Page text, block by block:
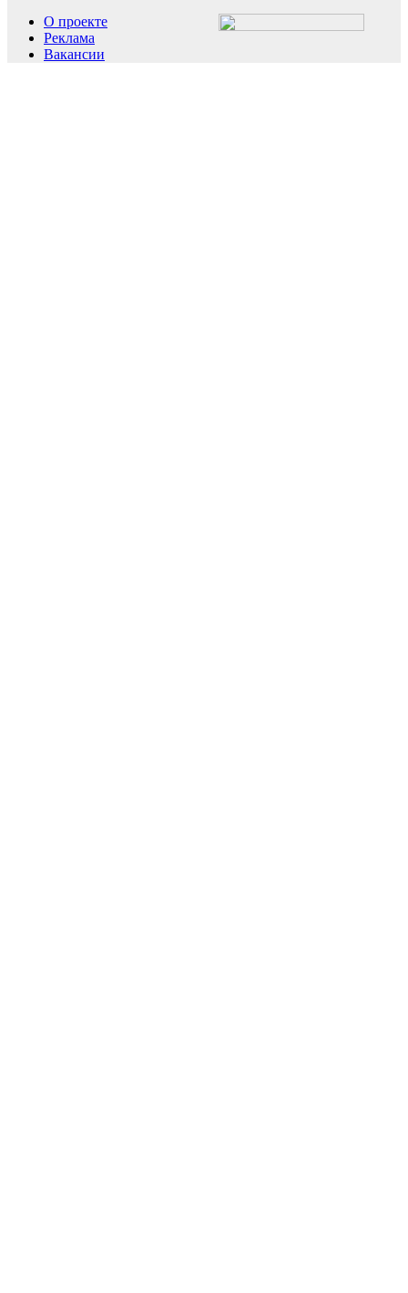
О проекте
Реклама
Вакансии